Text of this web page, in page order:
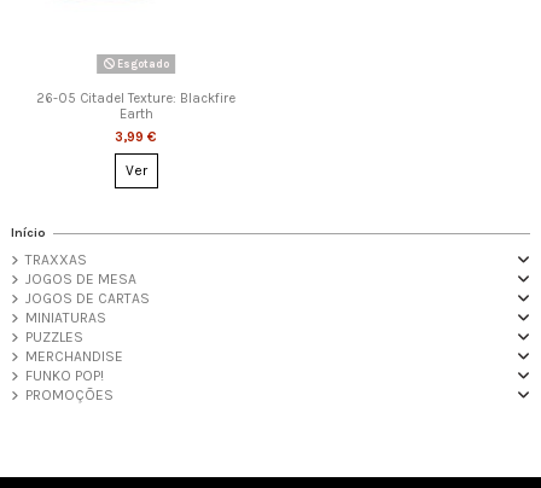
Esgotado
26-05 Citadel Texture: Blackfire
Earth
3,99 €
Ver
Início
TRAXXAS
JOGOS DE MESA
JOGOS DE CARTAS
MINIATURAS
PUZZLES
MERCHANDISE
FUNKO POP!
PROMOÇÕES